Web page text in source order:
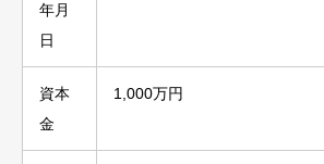
年月
日
資本
金
1,000万円